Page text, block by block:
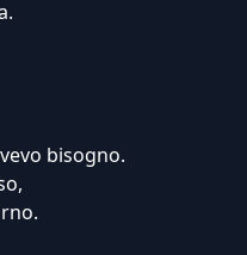
bisogno.